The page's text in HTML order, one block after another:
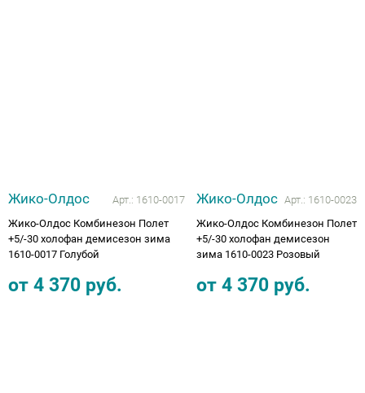
Жико-Олдос Арт.: 1610-0017
Жико-Олдос Комбинезон Полет
+5/-30 холофан демисезон зима
1610-0017 Голубой
от 4 370 руб.
Жико-Олдос Арт.: 1610-0023
Жико-Олдос Комбинезон Полет
+5/-30 холофан демисезон
зима 1610-0023 Розовый
от 4 370 руб.